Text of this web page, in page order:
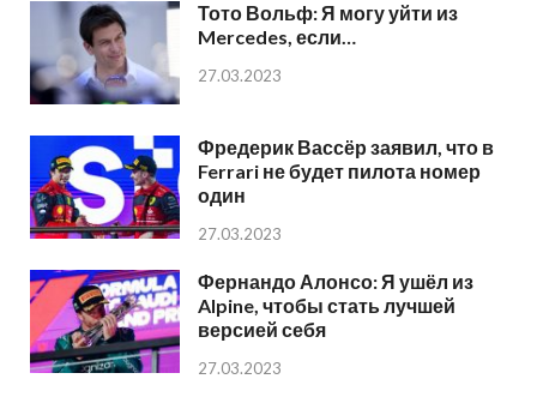
Тото Вольф: Я могу уйти из
Mercedes, если…
27.03.2023
Фредерик Вассёр заявил, что в
Ferrari не будет пилота номер
один
27.03.2023
Фернандо Алонсо: Я ушёл из
Alpine, чтобы стать лучшей
версией себя
27.03.2023